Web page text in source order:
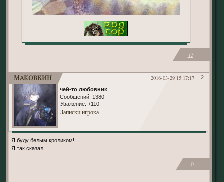
+3
2
2016-03-29 15:17:17
Маковкин
чей-то любовник
Сообщений: 1380
Уважение: +110
Записки игрока
Я буду белым кроликом!
Я так сказал.
0